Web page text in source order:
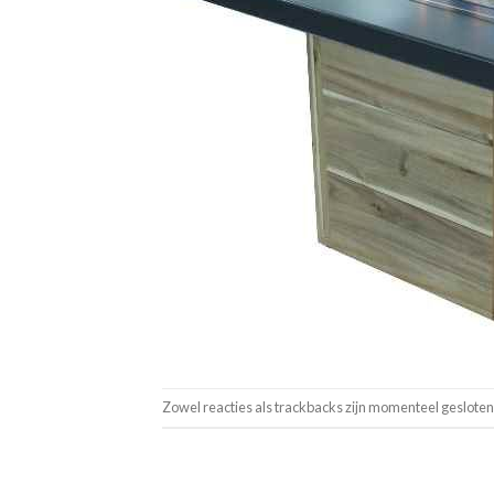
Zowel reacties als trackbacks zijn momenteel